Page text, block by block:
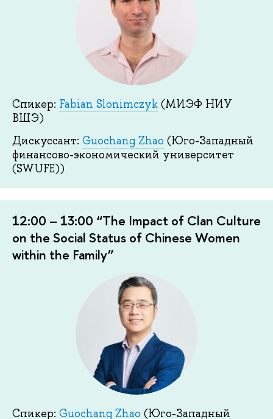
Спикер: Fabian Slonimczyk (МИЭФ НИУ
ВШЭ)
Дискуссант: Guochang Zhao (Юго-Западный
финансово-экономический университет
(SWUFE))
12:00 – 13:00 “The Impact of Clan Culture
on the Social Status of Chinese Women
within the Family”
Спикер: Guochang Zhao (Юго-Западный